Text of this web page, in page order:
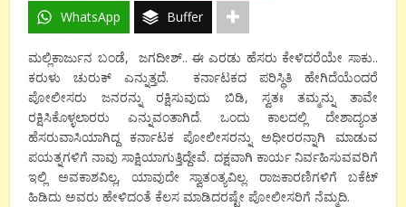
WhatsApp Buffer
ಮಲ್ಲಿಕಾರ್ಜುನ ಬಂಡೆ, ಜಗದೀಶ್.. ಈ ಎರಡು ಹೆಸರು ಕೇಳಿದರೆಯೇ ಸಾಕು..
ಕರುಳು ಚುರುಕ್ ಎನ್ನುತ್ತದೆ. ಕರ್ನಾಟಕದ ಪರಿಸ್ಥಿತಿ ಹೇಗಿದೆಯೆಂದರೆ
ಪೋಲೀಸರು ಜನರನ್ನು ರಕ್ಷಿಸುವುದು ಬಿಡಿ, ಸ್ವತಃ ತಮ್ಮನ್ನು ತಾವೇ
ರಕ್ಷಿಸಿಕೊಳ್ಳಲಾರರು ಎನ್ನುವಂತಾಗಿದೆ. ಒಂದು ಕಾಲದಲ್ಲಿ ದೇಶಾದ್ಯಂತ
ಹೆಸರುವಾಸಿಯಾಗಿದ್ದ ಕರ್ನಾಟಕ ಪೋಲೀಸರನ್ನು ಅಧೀರರನ್ನಾಗಿ ಮಾಡುವ
ಪಯತ್ನಗಳಿಗೆ ನಾವು ಸಾಕ್ಷಿಯಾಗುತ್ತಿದ್ದೇವೆ. ದಕ್ಷವಾಗಿ ಕಾರ್ಯ ನಿರ್ವಹಿಸುವವರಿಗೆ
ಇಲ್ಲಿ ಅವಕಾಶವಿಲ್ಲ, ಯಾವುದೇ ಸ್ವಾತಂತ್ಯವಿಲ್ಲ. ರಾಜಕಾರಣಿಗಳಿಗೆ ಬಕೆಟ್
ಹಿಡಿದು ಅವರು ಹೇಳಿದಂತೆ ಕೆಲಸ ಮಾಡಿದರಷ್ಟೇ ಪೋಲೀಸರಿಗೆ ನೆಮ್ಮದಿ.